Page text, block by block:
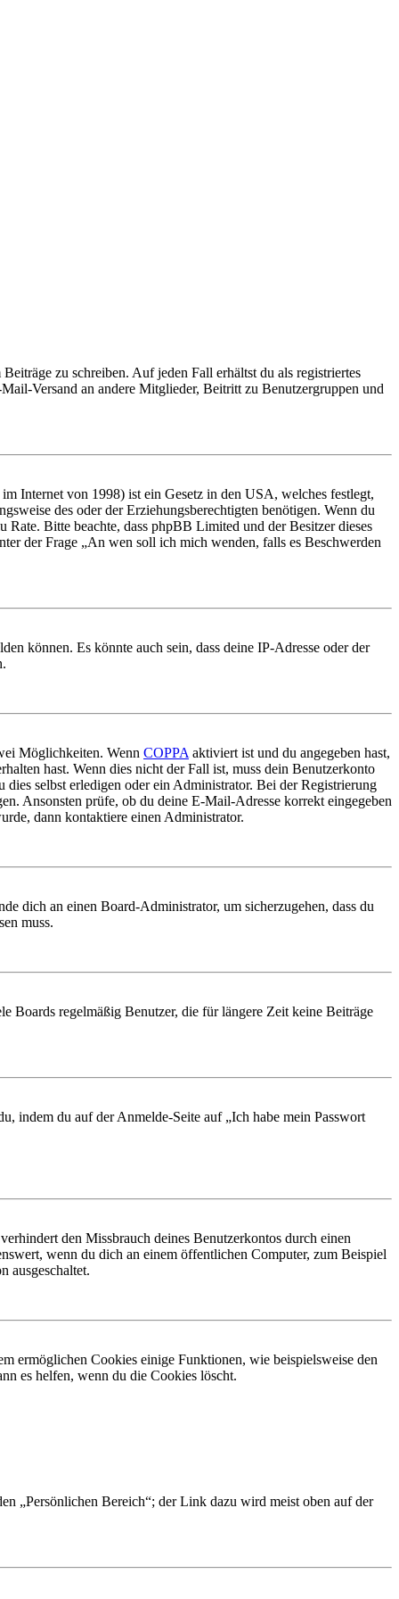
zu schreiben. Auf jeden Fall erhältst du als registriertes
Versand an andere Mitglieder, Beitritt zu Benutzergruppen und
Internet von 1998) ist ein Gesetz in den USA, welches festlegt,
des oder der Erziehungsberechtigten benötigen. Wenn du
Bitte beachte, dass phpBB Limited und der Besitzer dieses
der Frage „An wen soll ich mich wenden, falls es Beschwerden
können. Es könnte auch sein, dass deine IP-Adresse oder der
Möglichkeiten. Wenn COPPA aktiviert ist und du angegeben hast,
hast. Wenn dies nicht der Fall ist, muss dein Benutzerkonto
selbst erledigen oder ein Administrator. Bei der Registrierung
Ansonsten prüfe, ob du deine E-Mail-Adresse korrekt eingegeben
dann kontaktiere einen Administrator.
dich an einen Board-Administrator, um sicherzugehen, dass du
muss.
Boards regelmäßig Benutzer, die für längere Zeit keine Beiträge
indem du auf der Anmelde-Seite auf „Ich habe mein Passwort
den Missbrauch deines Benutzerkontos durch einen
wenn du dich an einem öffentlichen Computer, zum Beispiel
ausgeschaltet.
ermöglichen Cookies einige Funktionen, wie beispielsweise den
es helfen, wenn du die Cookies löscht.
„Persönlichen Bereich“; der Link dazu wird meist oben auf der